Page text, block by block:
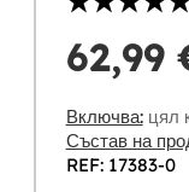
62,99
Включва:цял
Състав на
REF: 17383-0